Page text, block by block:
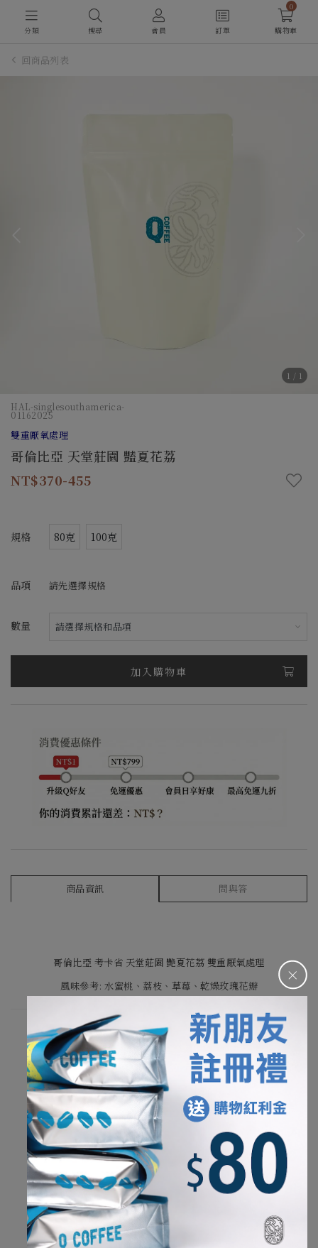
＋
分類 搜尋 會員 訂單
0
購物車
回商品列表
1 / 1
HAL-singlesouthamerica-
01162025
雙重厭氧處理
哥倫比亞 天堂莊園 豔夏花荔
370-455
規格 80克 100克
品項 請先選擇規格
數量
加入購物車
商品資訊 問與答
哥倫比亞 考卡省 天堂莊園 艷夏花荔 雙重厭氧處理
風味參考: 水蜜桃、荔枝、草莓、乾燥玫瑰花瓣
我們寫下的風味來自夥伴杯測後的集體感受。
因此，可能會和在家沖煮的環境稍微不一樣，
不同的水質、研磨工具以及個人喜好的沖煮參數，
能夠帶出一款咖啡各種不同的樣貌，
也是手沖咖啡的有趣之處。
杯測水質: 純水再礦化(TDS約10ppm)
杯測磨豆機 : Ditting 804 Labsweet
養豆時間
淺烘焙及淺中焙咖啡豆